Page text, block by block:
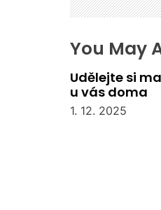
ř
s
ě
v
e
You May
Udělejte si
u vás doma
1. 12. 2025